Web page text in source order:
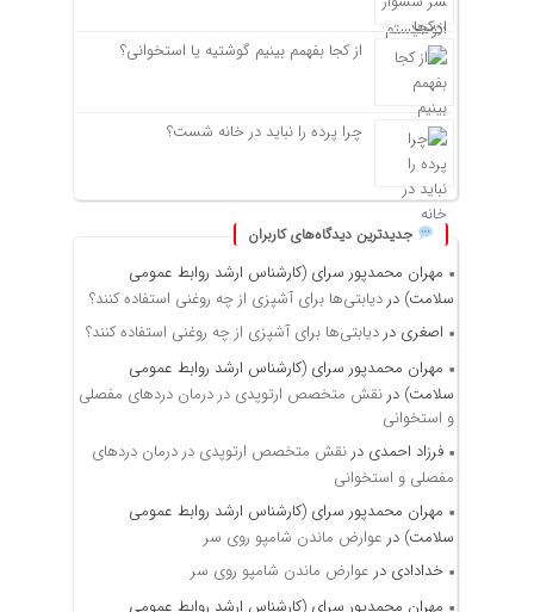
از کجا بفهمم بینیم گوشتیه یا استخوانی؟
چرا پرده را نباید در خانه شست؟
جدیدترین دیدگاه‌های کاربران
مهران محمدپور سرای (کارشناس ارشد روابط عمومی
سلامت) در دیابتی‌ها برای آشپزی از چه روغنی استفاده کنند؟
اصغری در دیابتی‌ها برای آشپزی از چه روغنی استفاده کنند؟
مهران محمدپور سرای (کارشناس ارشد روابط عمومی
سلامت) در نقش متخصص ارتوپدی در درمان دردهای مفصلی
و استخوانی
فرزاد احمدی در نقش متخصص ارتوپدی در درمان دردهای
مفصلی و استخوانی
مهران محمدپور سرای (کارشناس ارشد روابط عمومی
سلامت) در عوارض ماندن شامپو روی سر
خدادادی در عوارض ماندن شامپو روی سر
مهران محمدپور سرای (کارشناس ارشد روابط عمومی